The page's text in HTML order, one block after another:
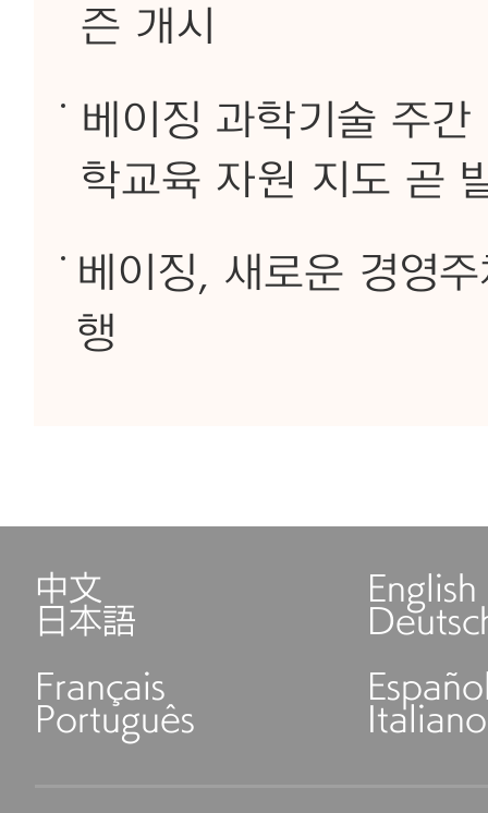
즌 개시
베이징 과학기술 주
학교육 자원 지도 곧
베이징, 새로운 경영
행
中文 English
日本語
Français
Português Italiano